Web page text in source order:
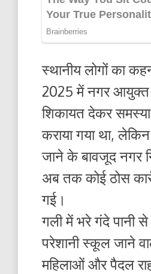
स्थानीय लोगों का
2025 में नगर आयुक्त
शिकायत देकर
कराया गया था,
जाने के बावजूद नगर
अब तक कोई ठोस
गई।
गली में भरे गंदे पानी
परेशानी स्कूल जाने
महिलाओं और पैदल